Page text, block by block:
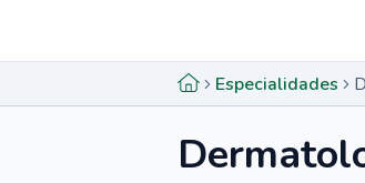
Especialidades